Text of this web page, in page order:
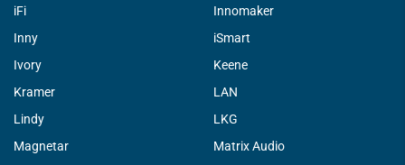
iFi
Innomaker
Inny
iSmart
Ivory
Keene
Kramer
LAN
Lindy
LKG
Magnetar
Matrix Audio